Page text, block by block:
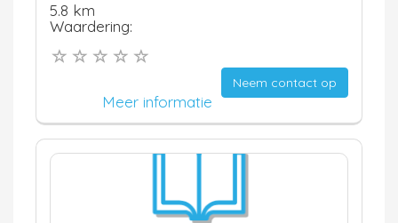
5.8 km
Waardering:
Neem contact op
Meer informatie